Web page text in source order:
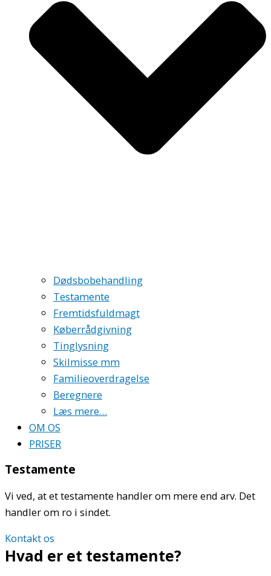
Dødsbobehandling
Testamente
Fremtidsfuldmagt
Køberrådgivning
Tinglysning
Skilmisse mm
Familieoverdragelse
Beregnere
Læs mere…
OM OS
PRISER
Testamente
Vi ved, at et testamente handler om mere end arv. Det
handler om ro i sindet.
Kontakt os
Hvad er et testamente?